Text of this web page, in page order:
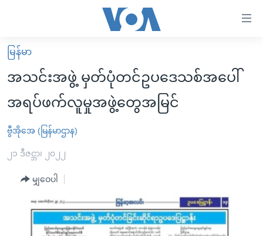
လွယ်ကူ
စေ
များ
ပင်မ
မူလစာမျက်နှာ
မြန်မာ
ကမ္ဘာ့သတင်းများ
နိုင်ငံတကာ
အစ္စရေး-ပါလက်စတိုင်း
ဗွီဒီယို
အင်္ဂလိပ်စာလေ့လာမယ်
အမေရိကန်သုံးအီဒီယံ
မကြေးမုံရဲ့ အင်္ဂလိပ်စာ
အပတ်စဉ်ကဏ္ဍများ
ရေဒီယို
ရေဒီယိုနှင့်ရုပ်သံ အချက်အလက်များ
မြန်မာ
အသင်းအဖွဲ့ မှတ်ပုံတင်ဥပဒေသစ်အပေါ်
အရပ်ဖက်လူမှုအဖွဲ့တွေအမြင်
ဗွီအိုအေ (မြန်မာဌာန)
၂၁ ဒီဇင္ဘာ၊ ၂၀၂၂
မျှဝေပါ